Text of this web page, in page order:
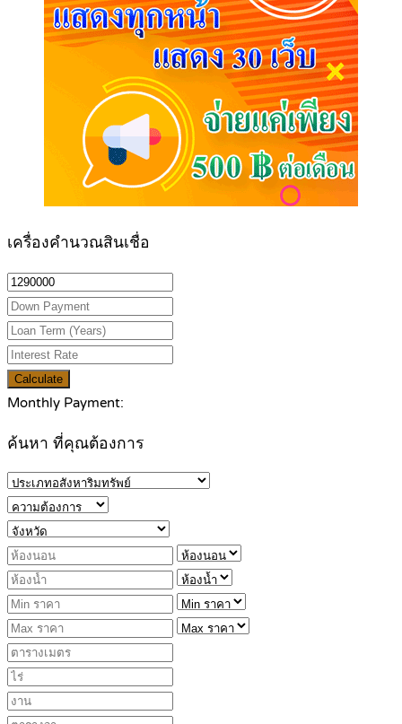
เครื่องคำนวณสินเชื่อ
Calculate
Monthly Payment:
ค้นหา ที่คุณต้องการ